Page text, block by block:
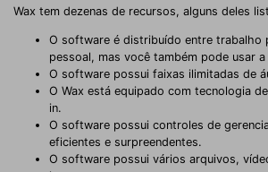
Wax tem dezenas de recursos, alguns deles
O software é distribuído entre trabalho
pessoal, mas você também pode usar
O software possui faixas ilimitadas de
O Wax está equipado com tecnologia
in.
O software possui controles de
eficientes e surpreendentes.
O software possui vários arquivos,